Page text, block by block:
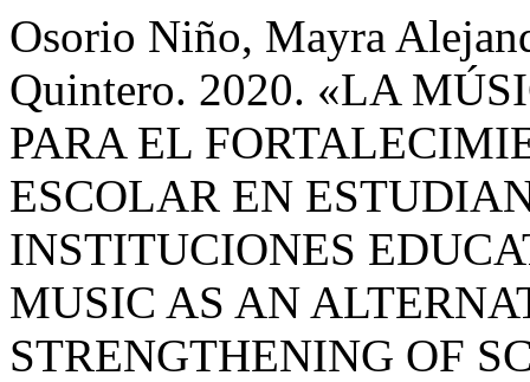
Osorio Niño, Mayra
Quintero. 2020. «LA
PARA EL
ESCOLAR EN
INSTITUCIONES
MUSIC AS AN
STRENGTHENING OF